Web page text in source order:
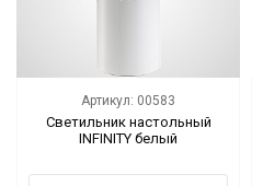
Артикул: 00583
Светильник настольный
INFINITY белый